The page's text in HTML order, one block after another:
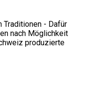
Traditionen - Dafür
nach Möglichkeit
produzierte